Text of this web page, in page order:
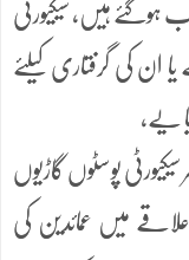
ہوگئے ہیں، سیکیورٹی
ان کی گرفتاری کیلئے
یے،
پوسٹوں گاڑیوں
میں عمائدین کی